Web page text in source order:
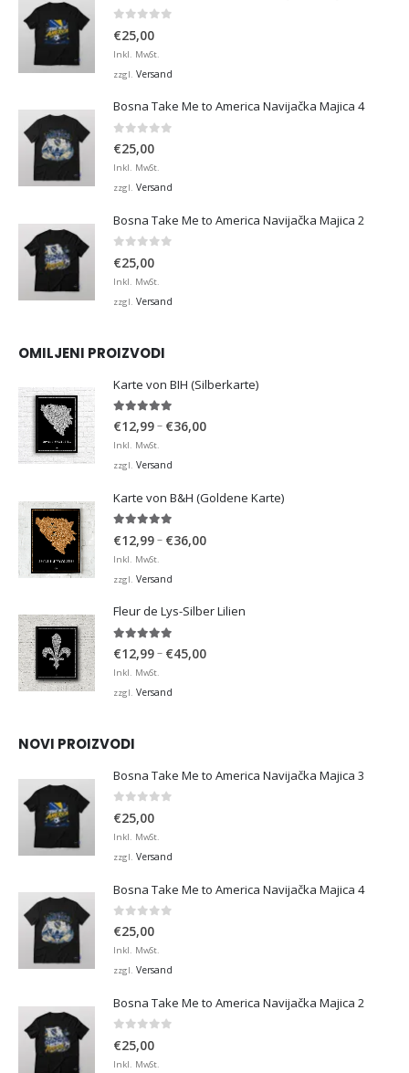
€25,00
Inkl. MwSt.
zzgl. Versand
Bosna Take Me to America Navijačka Majica 4
0 von 5
€25,00
Inkl. MwSt.
zzgl. Versand
Bosna Take Me to America Navijačka Majica 2
€25,00
Inkl. MwSt.
zzgl. Versand
OMILJENI PROIZVODI
Karte von BIH (Silberkarte)
4.92 von 5
€12,99– €36,00Preisspanne:
Inkl. MwSt.
zzgl. Versand
Karte von B&H (Goldene Karte)
€12,99– €36,00Preisspanne:
Inkl. MwSt.
zzgl. Versand
Fleur de Lys-Silber Lilien
4.95von 5
€12,99– €45,00Preisspanne:
Inkl. MwSt.
zzgl. Versand
NOVI PROIZVODI
Bosna Take Me to America Navijačka Majica 3
€25,00
Inkl. MwSt.
zzgl. Versand
Bosna Take Me to America Navijačka Majica 4
0 von 5
€25,00
Inkl. MwSt.
zzgl. Versand
Bosna Take Me to America Navijačka Majica 2
€25,00
Inkl. MwSt.